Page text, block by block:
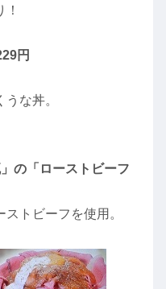
円
な丼。
の「ローストビーフ
トビーフを使用。